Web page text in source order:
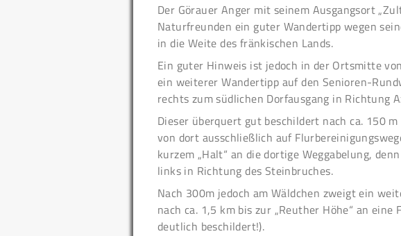
Der Görauer Anger mit seinem Ausgangsort
Naturfreunden ein guter Wandertipp wegen
in die Weite des fränkischen Lands.
Ein guter Hinweis ist jedoch in der Ortsmitte
ein weiterer Wandertipp auf den Senioren-
rechts zum südlichen Dorfausgang in Richtung
Dieser überquert gut beschildert nach ca. 150
von dort ausschließlich auf
kurzem „Halt“ an die dortige Weggabelung,
links in Richtung des Steinbruches.
Nach 300m jedoch am Wäldchen zweigt ein
nach ca. 1,5 km bis zur „Reuther Höhe“ an
deutlich beschildert!).